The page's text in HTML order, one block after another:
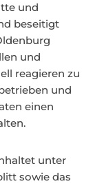
und
beseitigt
und
reagieren zu
und
einen
unter
sowie das